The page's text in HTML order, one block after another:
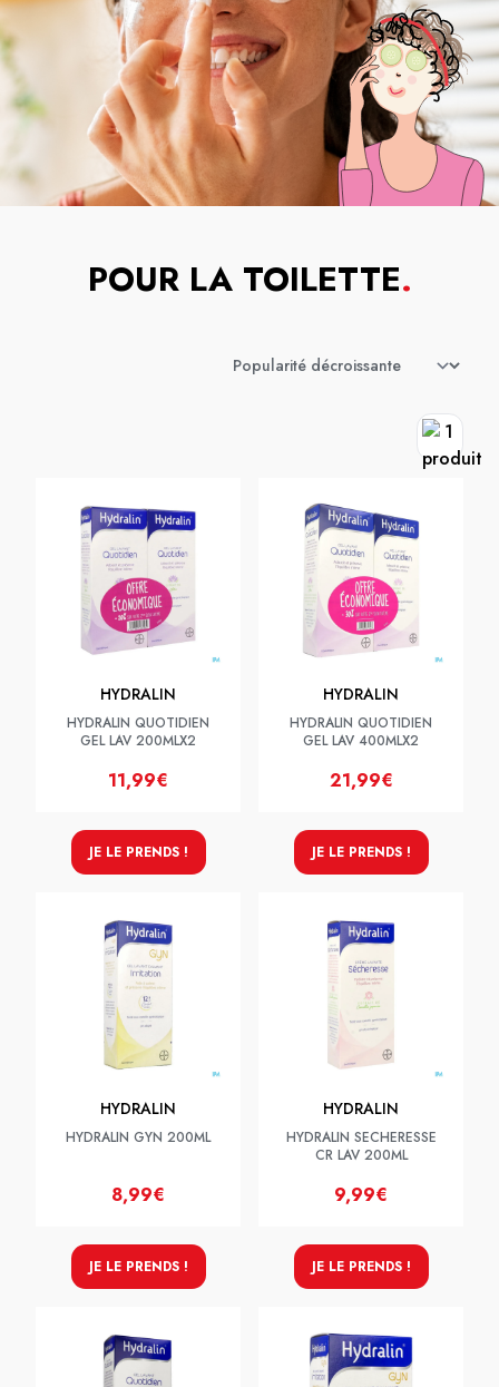
POUR LA TOILETTE.
HYDRALIN
HYDRALIN QUOTIDIEN
GEL LAV 200MLX2
11,99€
JE LE PRENDS !
HYDRALIN
HYDRALIN QUOTIDIEN
GEL LAV 400MLX2
21,99€
JE LE PRENDS !
HYDRALIN
HYDRALIN GYN 200ML
8,99€
JE LE PRENDS !
HYDRALIN
HYDRALIN SECHERESSE
CR LAV 200ML
9,99€
JE LE PRENDS !